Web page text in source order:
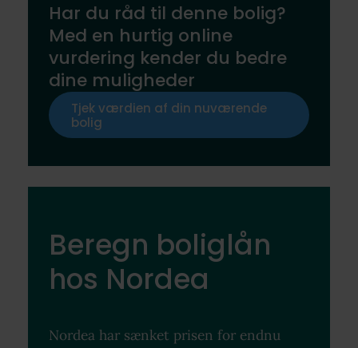
Har du råd til denne bolig?
Med en hurtig online
vurdering kender du bedre
dine muligheder
Tjek værdien af din nuværende
bolig
Beregn boliglån
hos Nordea
Nordea har sænket prisen for endnu